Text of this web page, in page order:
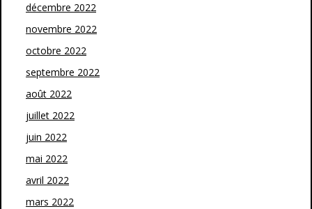
décembre 2022
novembre 2022
octobre 2022
septembre 2022
août 2022
juillet 2022
juin 2022
mai 2022
avril 2022
mars 2022